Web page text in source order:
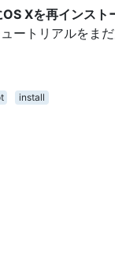
Xを再インス
ートリアルをま
install